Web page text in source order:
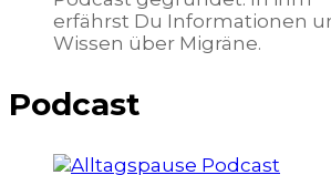
erfährst Du Informationen
Wissen über Migräne.
Podcast